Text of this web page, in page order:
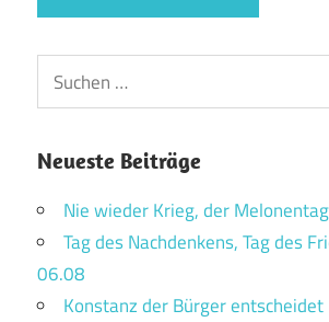
Suchen
nach:
Neueste Beiträge
Nie wieder Krieg, der Melonentag
Tag des Nachdenkens, Tag des
06.08
Konstanz der Bürger entscheidet